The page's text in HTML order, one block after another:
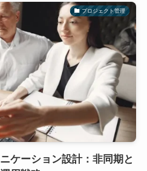
プロジェクト管理
ケーション設計：非同期と